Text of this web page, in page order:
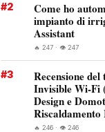
#2
Come ho
impianto di
Assistant
🔥 247 · 👁️ 247
#3
Recensione
Invisible Wi-Fi
Design e
🔥 246 · 👁️ 246